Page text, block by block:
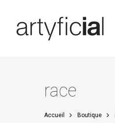
content
race
Accueil Boutique